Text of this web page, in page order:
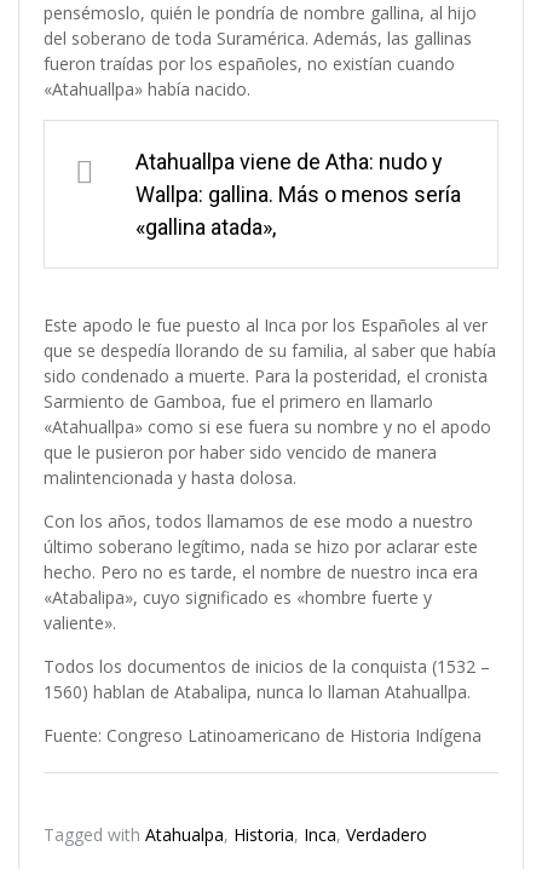
pensémoslo, quién le pondría de nombre gallina, al hijo
del soberano de toda Suramérica. Además, las gallinas
fueron traídas por los españoles, no existían cuando
«Atahuallpa» había nacido.
Atahuallpa viene de Atha: nudo y
Wallpa: gallina. Más o menos sería
«gallina atada»,
Este apodo le fue puesto al Inca por los Españoles al ver
que se despedía llorando de su familia, al saber que había
sido condenado a muerte. Para la posteridad, el cronista
Sarmiento de Gamboa, fue el primero en llamarlo
«Atahuallpa» como si ese fuera su nombre y no el apodo
que le pusieron por haber sido vencido de manera
malintencionada y hasta dolosa.
Con los años, todos llamamos de ese modo a nuestro
último soberano legítimo, nada se hizo por aclarar este
hecho. Pero no es tarde, el nombre de nuestro inca era
«Atabalipa», cuyo significado es «hombre fuerte y
valiente».
Todos los documentos de inicios de la conquista (1532 –
1560) hablan de Atabalipa, nunca lo llaman Atahuallpa.
Fuente: Congreso Latinoamericano de Historia Indígena
Tagged with Atahualpa, Historia, Inca, Verdadero